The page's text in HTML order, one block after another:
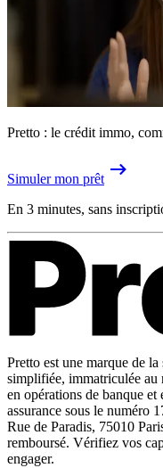
Pretto : le crédit immo,
Simuler mon prêt
En 3 minutes, sans
Pretto est une marque de
simplifiée, immatriculée
en opérations de banque
assurance sous le numéro
Rue de Paradis, 75010
remboursé. Vérifiez vos
engager.